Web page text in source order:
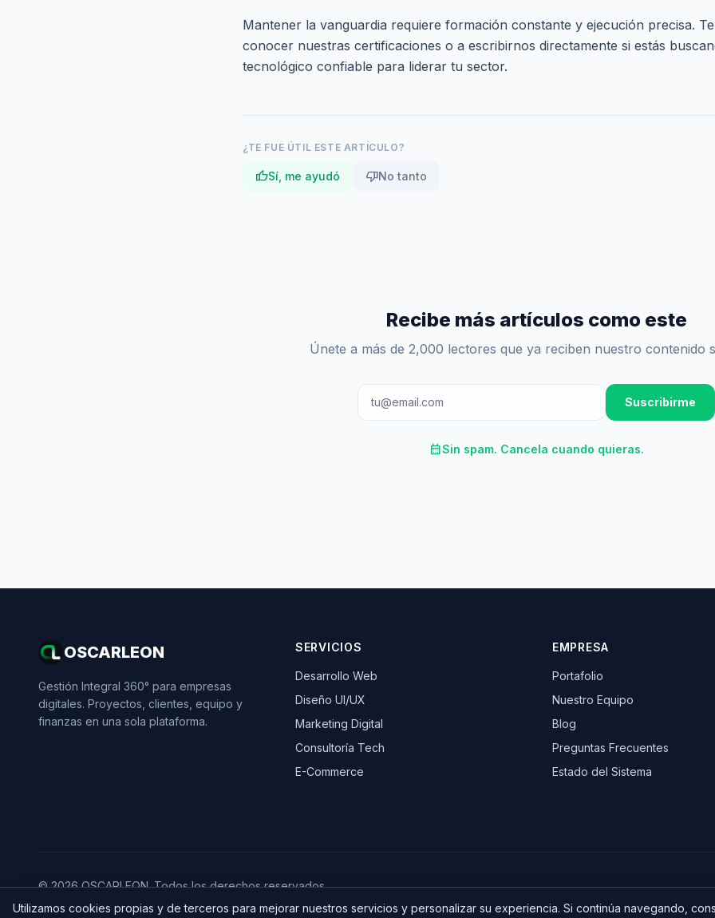
Mantener la vanguardia requiere formación constante y ejecución precisa.
conocer nuestras certificaciones o a escribirnos directamente si estás
tecnológico confiable para liderar tu sector.
¿TE FUE ÚTIL ESTE ARTÍCULO?
thumb_upSí, me ayudó thumb_downNo tanto
Recibe más artículos como este
Únete a más de 2,000 lectores que ya reciben nuestro contenido
Suscribirme
calendar_monthSin spam. Cancela cuando quieras.
OSCARLEON
Gestión Integral 360° para empresas
digitales. Proyectos, clientes, equipo y
finanzas en una sola plataforma.
SERVICIOS
Desarrollo Web
Diseño UI/UX
Marketing Digital
Consultoría Tech
E-Commerce
EMPRESA
Portafolio
Nuestro Equipo
Blog
Preguntas Frecuentes
Estado del Sistema
© 2026 OSCARLEON. Todos los derechos reservados.
Utilizamos cookies propias y de terceros para mejorar nuestros servicios y personalizar su experiencia. Si continúa navegando,